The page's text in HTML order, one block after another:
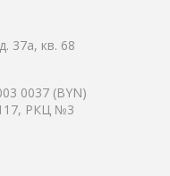
37а, кв. 68
0037 (BYN)
РКЦ №3